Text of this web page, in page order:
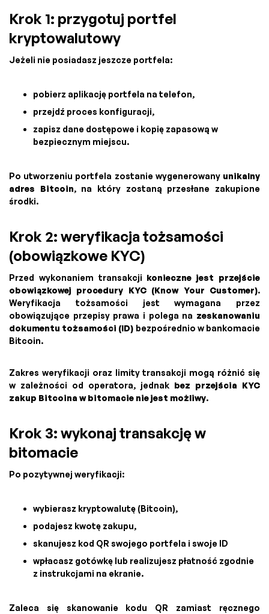
Krok 1: przygotuj portfel
kryptowalutowy
Jeżeli nie posiadasz jeszcze portfela:
pobierz aplikację portfela na telefon,
przejdź proces konfiguracji,
zapisz dane dostępowe i kopię zapasową w
bezpiecznym miejscu.
Po utworzeniu portfela zostanie wygenerowany unikalny
adres Bitcoin, na który zostaną przesłane zakupione
środki.
Krok 2: weryfikacja tożsamości
(obowiązkowe KYC)
Przed wykonaniem transakcji konieczne jest przejście
obowiązkowej procedury KYC (Know Your Customer).
Weryfikacja tożsamości jest wymagana przez
obowiązujące przepisy prawa i polega na zeskanowaniu
dokumentu tożsamości (ID) bezpośrednio w bankomacie
Bitcoin.
Zakres weryfikacji oraz limity transakcji mogą różnić się
w zależności od operatora, jednak bez przejścia KYC
zakup Bitcoina w bitomacie nie jest możliwy.
Krok 3: wykonaj transakcję w
bitomacie
Po pozytywnej weryfikacji:
wybierasz kryptowalutę (Bitcoin),
podajesz kwotę zakupu,
skanujesz kod QR swojego portfela i swoje ID
wpłacasz gotówkę lub realizujesz płatność zgodnie
z instrukcjami na ekranie.
Zaleca się skanowanie kodu QR zamiast ręcznego